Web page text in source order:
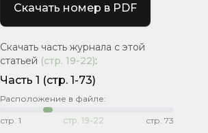
Скачать номер в PDF
Скачать часть журнала с этой
статьей (стр. 19-22):
Часть 1 (стр. 1-73)
Расположение в файле:
стр. 1 стр. 19-22 стр. 73